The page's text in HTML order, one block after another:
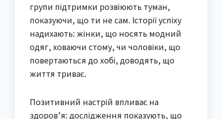
групи підтримки розвіюють туман,
показуючи, що ти не сам. Історії успіху
надихають: жінки, що носять модний
одяг, ховаючи стому, чи чоловіки, що
повертаються до хобі, доводять, що
життя триває.
Позитивний настрій впливає на
здоров’я: дослідження показують, що